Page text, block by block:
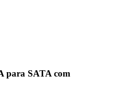
para SATA com